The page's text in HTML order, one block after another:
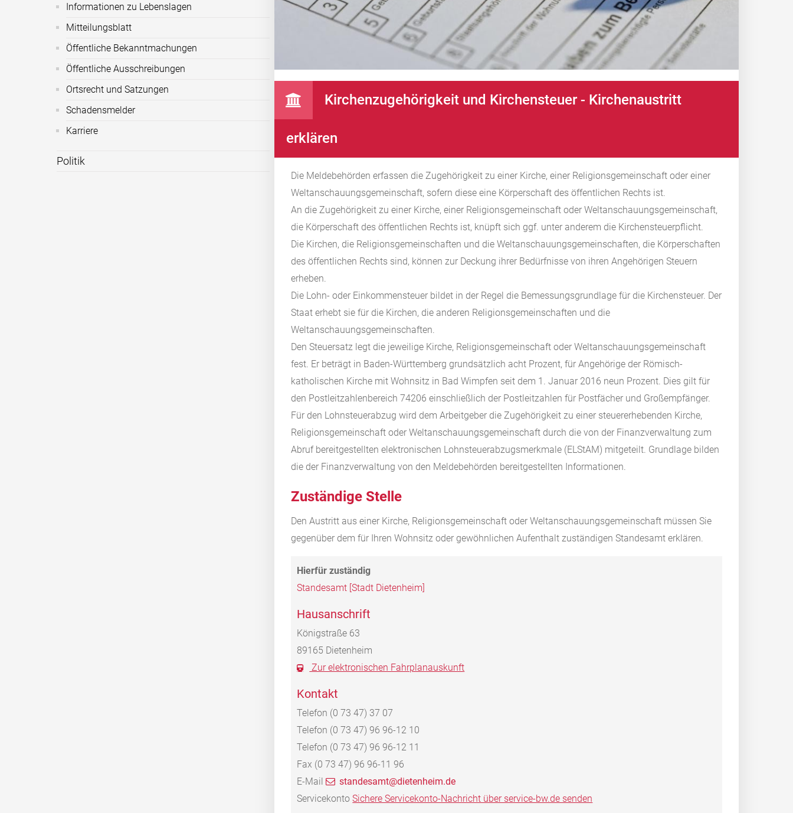
Informationen zu Lebenslagen
Mitteilungsblatt
Öffentliche Bekanntmachungen
Öffentliche Ausschreibungen
Ortsrecht und Satzungen
Schadensmelder
Karriere
Politik
Kirchenzugehörigkeit und Kirchensteuer - Kirchenaustritt
erklären
Die Meldebehörden erfassen die Zugehörigkeit zu einer Kirche, einer Religionsgemeinschaft oder einer
Weltanschauungsgemeinschaft, sofern diese eine Körperschaft des öffentlichen Rechts ist.
An die Zugehörigkeit zu einer Kirche, einer Religionsgemeinschaft oder Weltanschauungsgemeinschaft,
die Körperschaft des öffentlichen Rechts ist, knüpft sich ggf. unter anderem die Kirchensteuerpflicht.
Die Kirchen, die Religionsgemeinschaften und die Weltanschauungsgemeinschaften, die Körperschaften
des öffentlichen Rechts sind, können zur Deckung ihrer Bedürfnisse von ihren Angehörigen Steuern
erheben.
Die Lohn- oder Einkommensteuer bildet in der Regel die Bemessungsgrundlage für die Kirchensteuer. Der
Staat erhebt sie für die Kirchen, die anderen Religionsgemeinschaften und die
Weltanschauungsgemeinschaften.
Den Steuersatz legt die jeweilige Kirche, Religionsgemeinschaft oder Weltanschauungsgemeinschaft
fest. Er beträgt in Baden-Württemberg grundsätzlich acht Prozent, für Angehörige der Römisch-
katholischen Kirche mit Wohnsitz in Bad Wimpfen seit dem 1. Januar 2016 neun Prozent. Dies gilt für
den Postleitzahlenbereich 74206 einschließlich der Postleitzahlen für Postfächer und Großempfänger.
Für den Lohnsteuerabzug wird dem Arbeitgeber die Zugehörigkeit zu einer steuererhebenden Kirche,
Religionsgemeinschaft oder Weltanschauungsgemeinschaft durch die von der Finanzverwaltung zum
Abruf bereitgestellten elektronischen Lohnsteuerabzugsmerkmale (ELStAM) mitgeteilt. Grundlage bilden
die der Finanzverwaltung von den Meldebehörden bereitgestellten Informationen.
Zuständige Stelle
Den Austritt aus einer Kirche, Religionsgemeinschaft oder Weltanschauungsgemeinschaft müssen Sie
gegenüber dem für Ihren Wohnsitz oder gewöhnlichen Aufenthalt zuständigen Standesamt erklären.
Standesamt [Stadt Dietenheim]
Hausanschrift
Königstraße 63
89165 Dietenheim
Zur elektronischen Fahrplanauskunft
Kontakt
Telefon (0 73 47) 37 07
Telefon (0 73 47) 96 96-12 10
Telefon (0 73 47) 96 96-12 11
Fax (0 73 47) 96 96-11 96
E-Mail
standesamt@dietenheim.de
Servicekonto Sichere Servicekonto-Nachricht über service-bw.de senden